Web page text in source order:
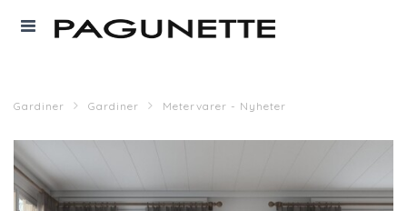
Gardiner Gardiner Metervarer - Nyheter